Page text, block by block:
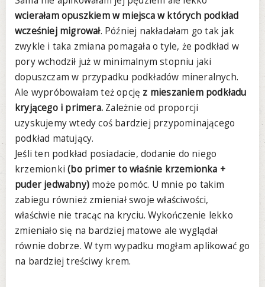
wcierałam opuszkiem w miejsca w których podkład
wcześniej migrował. Później nakładałam go tak jak
zwykle i taka zmiana pomagała o tyle, że podkład w
pory wchodził już w minimalnym stopniu jaki
dopuszczam w przypadku podkładów mineralnych.
Ale wypróbowałam też opcję z mieszaniem podkładu
kryjącego i primera. Zależnie od proporcji
uzyskujemy wtedy coś bardziej przypominającego
podkład matujący.
Jeśli ten podkład posiadacie, dodanie do niego
krzemionki (bo primer to właśnie krzemionka +
puder jedwabny) może pomóc. U mnie po takim
zabiegu również zmieniał swoje właściwości,
właściwie nie tracąc na kryciu. Wykończenie lekko
zmieniało się na bardziej matowe ale wyglądał
równie dobrze. W tym wypadku mogłam aplikować go
na bardziej treściwy krem.